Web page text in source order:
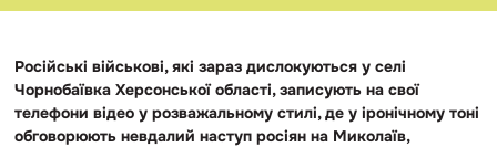
Російські військові, які зараз дислокуються у селі
Чорнобаївка Херсонської області, записують на свої
телефони відео у розважальному стилі, де у іронічному тоні
обговорюють невдалий наступ росіян на Миколаїв,